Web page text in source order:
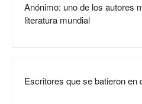
Anónimo: uno de los autores
literatura mundial
Escritores que se batieron en